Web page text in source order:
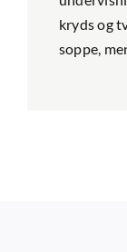
kryds og
soppe,